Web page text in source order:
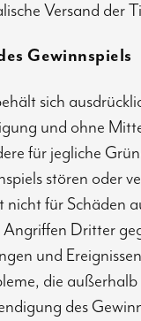
Versand der
Gewinnspiels
sich
und ohne
für jegliche
stören oder
nicht für Schäden
Dritter
und
die
des